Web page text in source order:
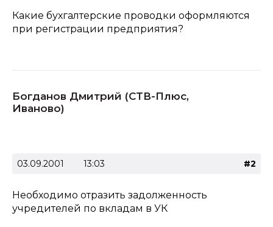
Какие бухгалтерские проводки оформляются
при регистрации предприятия?
Богданов Дмитрий (СТВ-Плюс,
Иваново)
03.09.2001 13:03 #2
Необходимо отразить задолженность
учредителей по вкладам в УК